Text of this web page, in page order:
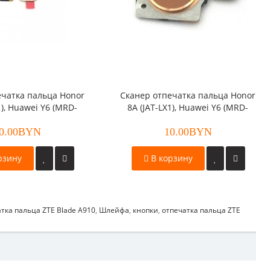
пальца Honor
Huawei Y6 (MRD-
Сканер отпечатка пальца Honor
8A (JAT-LX1), Huawei Y6 (MRD-
10.00BYN
В корзину
пальца ZTE Blade A910, Шлейфа, кнопки, отпечатка пальца ZTE